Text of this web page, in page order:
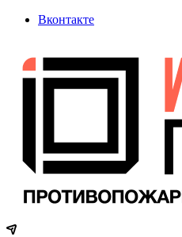
Вконтакте